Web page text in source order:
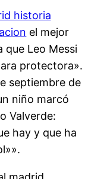
el mejor
que Leo Messi
protectora».
septiembre de
niño marcó
Valverde:
hay y que ha